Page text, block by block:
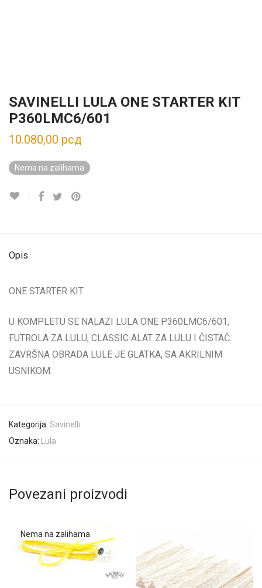
SAVINELLI LULA ONE STARTER KIT
P360LMC6/601
10.080,00 рсд
Nema na zalihama
Opis
ONE STARTER KIT
U KOMPLETU SE NALAZI LULA ONE P360LMC6/601,
FUTROLA ZA LULU, CLASSIC ALAT ZA LULU I ČISTAČ.
ZAVRŠNA OBRADA LULE JE GLATKA, SA AKRILNIM
USNIKOM.
Kategorija: Savinelli
Oznaka:
Lula
Povezani proizvodi